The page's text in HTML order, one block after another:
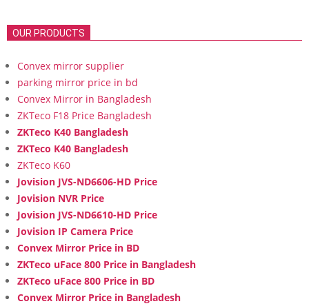
OUR PRODUCTS
Convex mirror supplier
parking mirror price in bd
Convex Mirror in Bangladesh
ZKTeco F18 Price Bangladesh
ZKTeco K40 Bangladesh
ZKTeco K40 Bangladesh
ZKTeco K60
Jovision JVS-ND6606-HD Price
Jovision NVR Price
Jovision JVS-ND6610-HD Price
Jovision IP Camera Price
Convex Mirror Price in BD
ZKTeco uFace 800 Price in Bangladesh
ZKTeco uFace 800 Price in BD
Convex Mirror Price in Bangladesh